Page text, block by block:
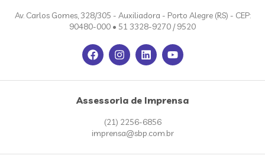
Av. Carlos Gomes, 328/305 - Auxiliadora - Porto Alegre (RS) - CEP:
90480-000 • 51 3328-9270 / 9520
Assessoria de Imprensa
(21) 2256-6856
imprensa@sbp.com.br